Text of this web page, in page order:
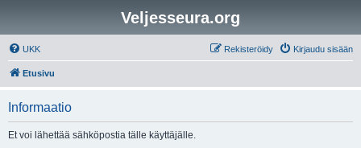
Veljesseura.org
UKK Kirjaudu sisään
Rekisteröidy
Etusivu
Informaatio
Et voi lähettää sähköpostia tälle käyttäjälle.